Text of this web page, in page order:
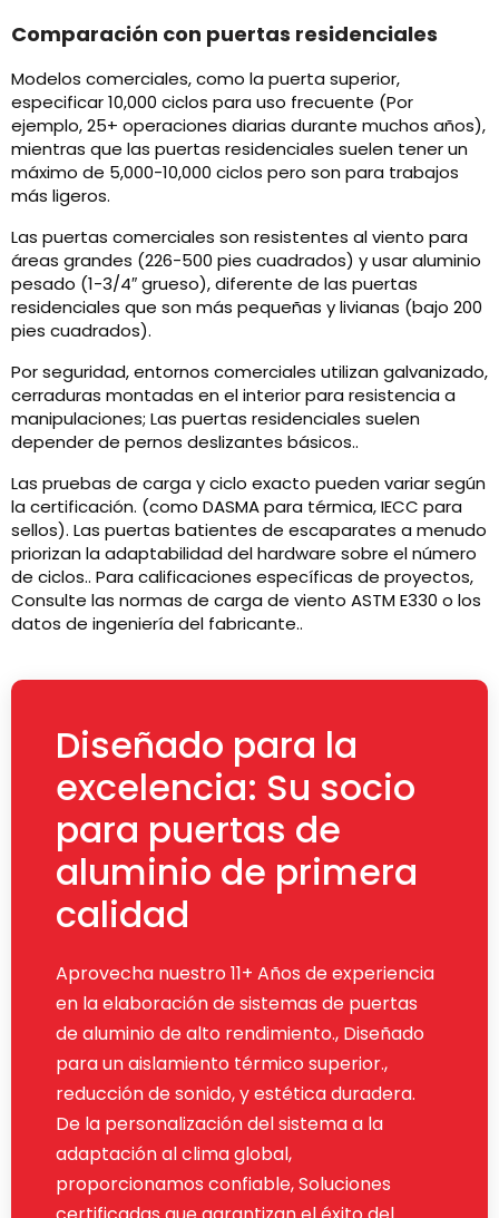
Comparación con puertas residenciales
Modelos comerciales, como la puerta superior,
especificar 10,000 ciclos para uso frecuente (Por
ejemplo, 25+ operaciones diarias durante muchos años),
mientras que las puertas residenciales suelen tener un
máximo de 5,000-10,000 ciclos pero son para trabajos
más ligeros.
Las puertas comerciales son resistentes al viento para
áreas grandes (226-500 pies cuadrados) y usar aluminio
pesado (1-3/4″ grueso), diferente de las puertas
residenciales que son más pequeñas y livianas (bajo 200
pies cuadrados).
Por seguridad, entornos comerciales utilizan galvanizado,
cerraduras montadas en el interior para resistencia a
manipulaciones; Las puertas residenciales suelen
depender de pernos deslizantes básicos..
Las pruebas de carga y ciclo exacto pueden variar según
la certificación. (como DASMA para térmica, IECC para
sellos). Las puertas batientes de escaparates a menudo
priorizan la adaptabilidad del hardware sobre el número
de ciclos.. Para calificaciones específicas de proyectos,
Consulte las normas de carga de viento ASTM E330 o los
datos de ingeniería del fabricante..
Diseñado para la
excelencia: Su socio
para puertas de
aluminio de primera
calidad
Aprovecha nuestro 11+ Años de experiencia
en la elaboración de sistemas de puertas
de aluminio de alto rendimiento., Diseñado
para un aislamiento térmico superior.,
reducción de sonido, y estética duradera.
De la personalización del sistema a la
adaptación al clima global,
proporcionamos confiable, Soluciones